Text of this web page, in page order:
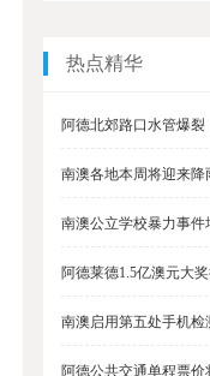
热点精华
阿德北郊路口水管爆裂
南澳各地本周将迎来降
南澳公立学校暴力事件
阿德莱德1.5亿澳元大奖
南澳启用第五处手机检
阿德公共交通单程票价